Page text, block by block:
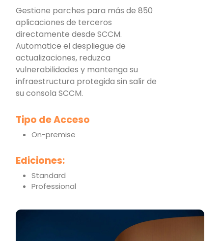
Gestione parches para más de 850
aplicaciones de terceros
directamente desde SCCM.
Automatice el despliegue de
actualizaciones, reduzca
vulnerabilidades y mantenga su
infraestructura protegida sin salir de
su consola SCCM.
Tipo de Acceso
On-premise
Ediciones:
Standard
Professional